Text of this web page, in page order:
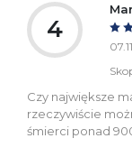
4
Czy największe
rzeczywiście
śmierci ponad